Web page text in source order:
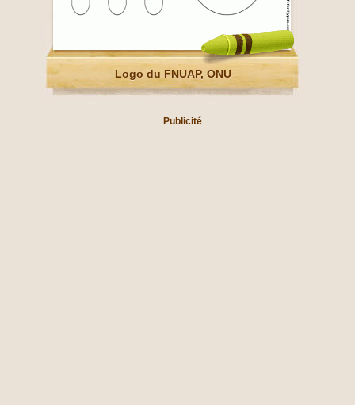
Logo du FNUAP, ONU
Publicité